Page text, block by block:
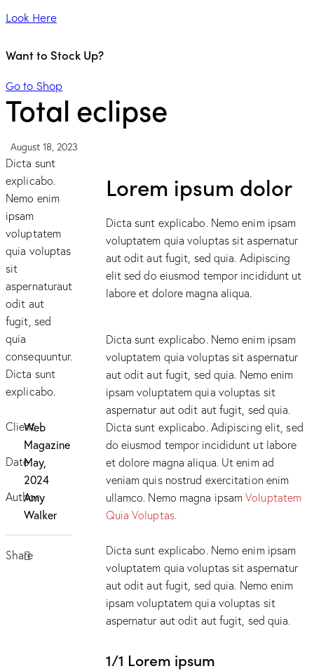
Look Here
Want to Stock Up?
Go to Shop
Total eclipse
August 18, 2023
Dicta sunt
explicabo.
Nemo enim
ipsam
voluptatem
quia voluptas
sit
aspernaturaut
odit aut
fugit, sed
quia
consequuntur.
Dicta sunt
explicabo.
ClientWeb
Magazine
DateMay,
2024
Author
Amy
Walker
Share
Lorem ipsum dolor
Dicta sunt explicabo. Nemo enim ipsam
voluptatem quia voluptas sit aspernatur
aut odit aut fugit, sed quia. Adipiscing
elit sed do eiusmod tempor incididunt ut
labore et dolore magna aliqua.
Dicta sunt explicabo. Nemo enim ipsam
voluptatem quia voluptas sit aspernatur
aut odit aut fugit, sed quia. Nemo enim
ipsam voluptatem quia voluptas sit
aspernatur aut odit aut fugit, sed quia.
Dicta sunt explicabo. Adipiscing elit, sed
do eiusmod tempor incididunt ut labore
et dolore magna aliqua. Ut enim ad
veniam quis nostrud exercitation enim
ullamco. Nemo magna ipsamVoluptatem
Quia Voluptas.
Dicta sunt explicabo. Nemo enim ipsam
voluptatem quia voluptas sit aspernatur
aut odit aut fugit, sed quia. Nemo enim
ipsam voluptatem quia voluptas sit
aspernatur aut odit aut fugit, sed quia.
1/1 Lorem ipsum